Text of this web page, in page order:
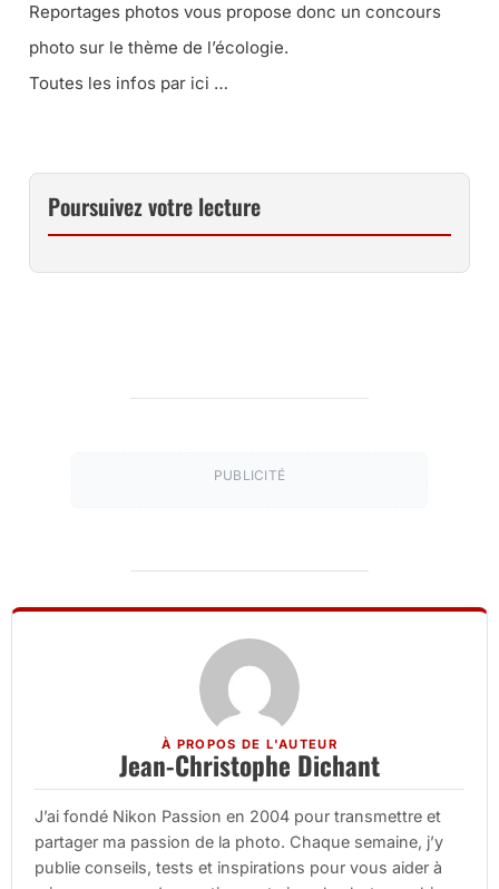
Reportages photos vous propose donc un concours
photo sur le thème de l’écologie.
Toutes les infos par ici …
Poursuivez votre lecture
PUBLICITÉ
À PROPOS DE L'AUTEUR
Jean-Christophe Dichant
J’ai fondé Nikon Passion en 2004 pour transmettre et
partager ma passion de la photo. Chaque semaine, j’y
publie conseils, tests et inspirations pour vous aider à